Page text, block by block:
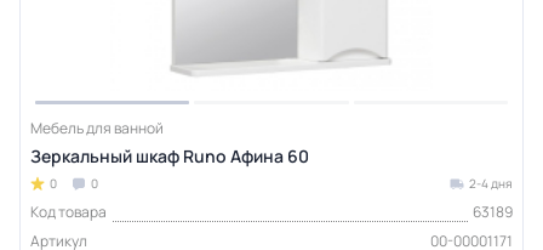
Мебель для ванной
Зеркальный шкаф Runo Афина 60
0 0 2-4 дня
Код товара
63189
Артикул
00-00001171